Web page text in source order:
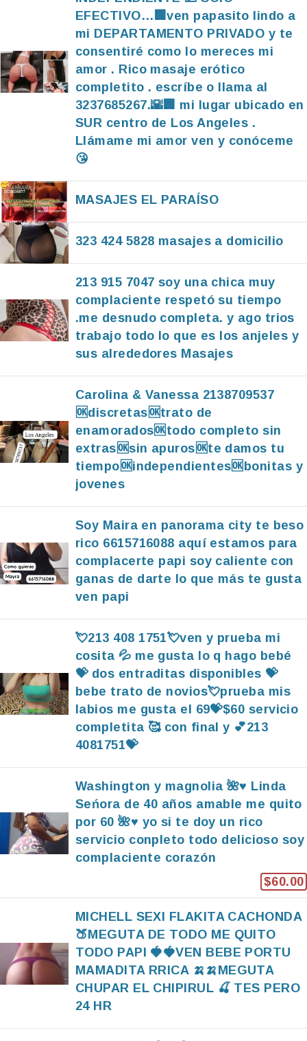
EFECTIVO…🏢ven papasito lindo a
mi DEPARTAMENTO PRIVADO y te
consentiré como lo mereces mi
amor . Rico masaje erótico
completito . escríbe o llama al
3237685267.🌇🏢 mi lugar ubicado en
SUR centro de Los Angeles .
Llámame mi amor ven y conóceme
😘
MASAJES EL PARAÍSO
323 424 5828 masajes a domicilio
213 915 7047 soy una chica muy
complaciente respetó su tiempo
.me desnudo completa. y ago trios
trabajo todo lo que es los anjeles y
sus alrededores Masajes
Carolina & Vanessa 2138709537
🆗️discretas🆗️trato de
enamorados🆗️todo completo sin
extras🆗️sin apuros🆗️te damos tu
tiempo🆗️independientes🆗️bonitas y
jovenes
Soy Maira en panorama city te beso
rico 6615716088 aquí estamos para
complacerte papi soy caliente con
ganas de darte lo que más te gusta
ven papi
💘213 408 1751💘ven y prueba mi
cosita 💦 me gusta lo q hago bebé
💝 dos entraditas disponibles 💝
bebe trato de novios💘prueba mis
labios me gusta el 69💝$60 servicio
completita 🥰 con final y 💕213
4081751💝
Washington y magnolia 🌺♥️ Linda
Seńora de 40 años amable me quito
por 60 🌺♥️ yo si te doy un rico
servicio conpleto todo delicioso soy
complaciente corazón
$60.00
MICHELL SEXI FLAKITA CACHONDA
🍑MEGUTA DE TODO ME QUITO
TODO PAPI 🍓🍓VEN BEBE PORTU
MAMADITA RRICA 🍌🍌MEGUTA
CHUPAR EL CHIPIRUL 🍒 TES PERO
24 HR